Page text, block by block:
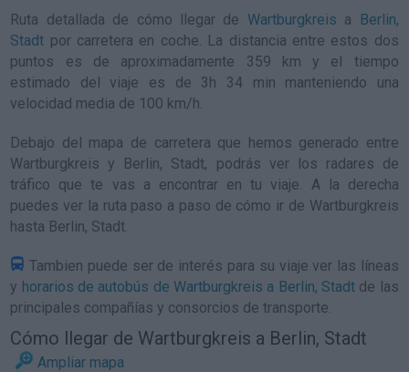
Ruta detallada de cómo llegar de Wartburgkreis a
Berlin,
Stadt por carretera en coche. La distancia entre estos dos
puntos es de aproximadamente 359 km y el tiempo
estimado del viaje es de 3h 34 min manteniendo una
velocidad media de 100 km/h.
Debajo del mapa de carretera que hemos generado entre
Wartburgkreis y Berlin, Stadt, podrás ver los radares de
tráfico que te vas a encontrar en tu viaje. A la derecha
puedes ver la ruta paso a paso de cómo ir de Wartburgkreis
hasta Berlin, Stadt.
Tambien puede ser de interés para su viaje ver las líneas
y horarios de autobús de Wartburgkreis a Berlin, Stadt de las
principales compañías y consorcios de transporte.
Cómo llegar de Wartburgkreis a Berlin, Stadt
Ampliar mapa